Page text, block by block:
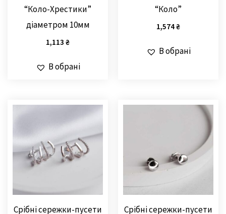
“Коло-Хрестики”
діаметром 10мм
1,113 ₴
В обрані
“Коло”
1,574₴
В обрані
Срібні сережки-пусети
Срібні сережки-пусети